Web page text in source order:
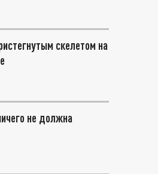
скелетом на
не должна